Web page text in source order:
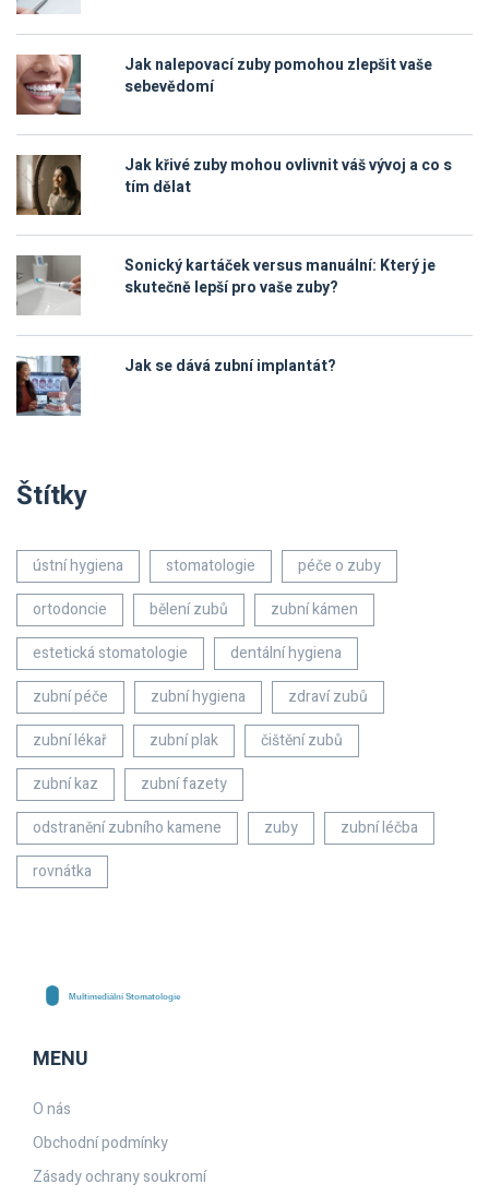
Jak nalepovací zuby pomohou zlepšit vaše
sebevědomí
Jak křivé zuby mohou ovlivnit váš vývoj a co s
tím dělat
Sonický kartáček versus manuální: Který je
skutečně lepší pro vaše zuby?
Jak se dává zubní implantát?
Štítky
ústní hygiena stomatologie
péče o zuby
ortodoncie
bělení zubů
zubní kámen
estetická stomatologie
dentální hygiena
zubní péče
zubní hygiena
zdraví zubů
zubní lékař
zubní plak
čištění zubů
zubní kaz
zubní fazety
odstranění zubního kamene
zuby
zubní léčba
rovnátka
MENU
O nás
Obchodní podmínky
Zásady ochrany soukromí